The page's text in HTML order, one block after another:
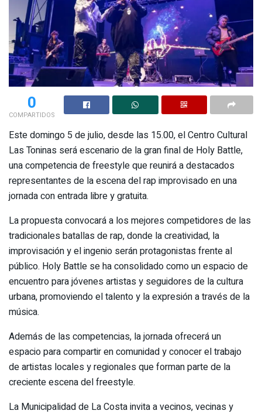
0
COMPARTIDOS
Este domingo 5 de julio, desde las 15.00, el Centro Cultural
Las Toninas será escenario de la gran final de Holy Battle,
una competencia de freestyle que reunirá a destacados
representantes de la escena del rap improvisado en una
jornada con entrada libre y gratuita.
La propuesta convocará a los mejores competidores de las
tradicionales batallas de rap, donde la creatividad, la
improvisación y el ingenio serán protagonistas frente al
público. Holy Battle se ha consolidado como un espacio de
encuentro para jóvenes artistas y seguidores de la cultura
urbana, promoviendo el talento y la expresión a través de la
música.
Además de las competencias, la jornada ofrecerá un
espacio para compartir en comunidad y conocer el trabajo
de artistas locales y regionales que forman parte de la
creciente escena del freestyle.
La Municipalidad de La Costa invita a vecinos, vecinas y